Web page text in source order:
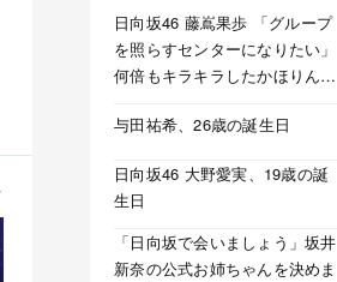
日向坂46 藤嶌果歩 「グループ
を照らすセンターになりたい」
何倍もキラキラしたかほりんが
与田祐希、26歳の誕生日
日向坂46 大野愛実、19歳の誕
生日
「日向坂で会いましょう」坂井
新奈の公式お姉ちゃんを決めま